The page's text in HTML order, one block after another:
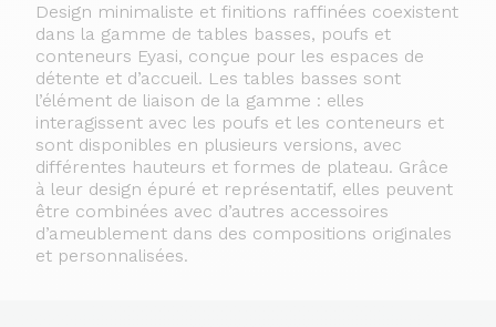
Design minimaliste et finitions raffinées coexistent
dans la gamme de tables basses, poufs et
conteneurs Eyasi, conçue pour les espaces de
détente et d’accueil. Les tables basses sont
l’élément de liaison de la gamme : elles
interagissent avec les poufs et les conteneurs et
sont disponibles en plusieurs versions, avec
différentes hauteurs et formes de plateau. Grâce
à leur design épuré et représentatif, elles peuvent
être combinées avec d’autres accessoires
d’ameublement dans des compositions originales
et personnalisées.